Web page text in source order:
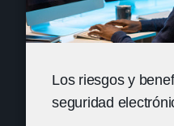
Los riesgos y
seguridad